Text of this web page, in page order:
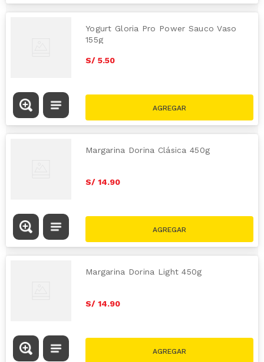
Yogurt Gloria Pro Power Sauco Vaso
155g
S/ 5.50
Margarina Dorina Clásica 450g
S/ 14.90
Margarina Dorina Light 450g
S/ 14.90